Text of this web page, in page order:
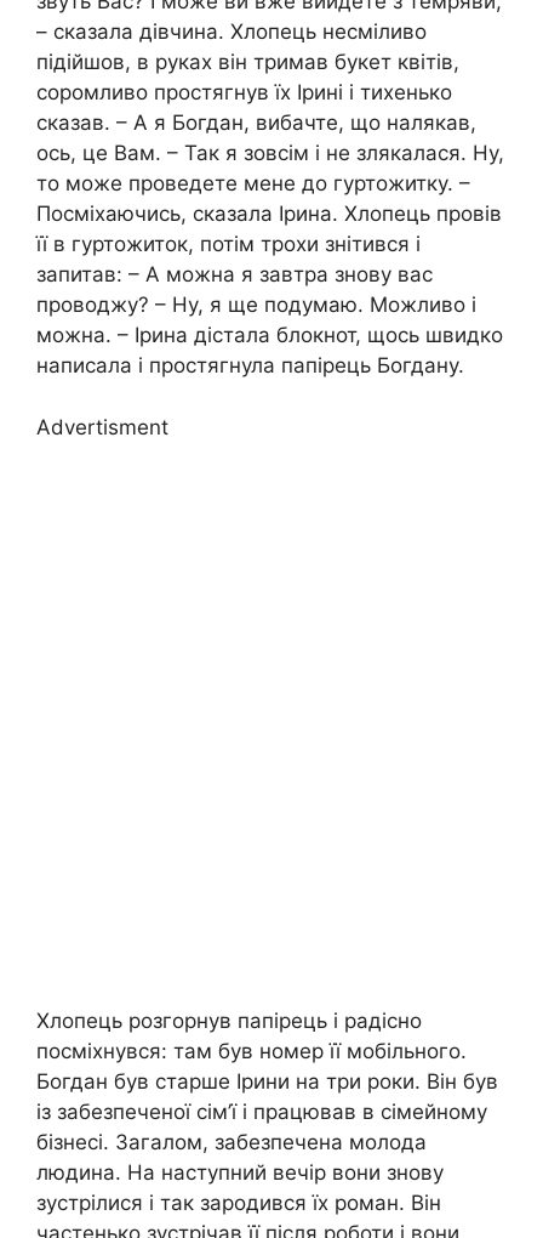
– сказала дівчина. Хлопець несміливо
підійшов, в руках він тримав букет квітів,
соромливо простягнув їх Ірині і тихенько
сказав. – А я Богдан, вибачте, що налякав,
ось, це Вам. – Так я зовсім і не злякалася. Ну,
то може проведете мене до гуртожитку. –
Посміхаючись, сказала Ірина. Хлопець провів
її в гуртожиток, потім трохи знітився і
запитав: – А можна я завтра знову вас
проводжу? – Ну, я ще подумаю. Можливо і
можна. – Ірина дістала блокнот, щось швидко
написала і простягнула папірець Богдану.
Advertisment
Хлопець розгорнув папірець і радісно
посміхнувся: там був номер її мобільного.
Богдан був старше Ірини на три роки. Він був
із забезпеченої сім’ї і працював в сімейному
бізнесі. Загалом, забезпечена молода
людина. На наступний вечір вони знову
зустрілися і так зародився їх роман. Він
частенько зустрічав її після роботи і вони